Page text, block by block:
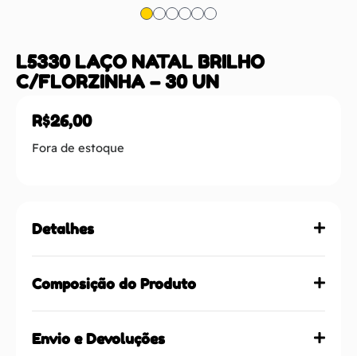
L5330 LAÇO NATAL BRILHO
C/FLORZINHA – 30 UN
R$26,00
Fora de estoque
Detalhes
Composição do Produto
Envio e Devoluções